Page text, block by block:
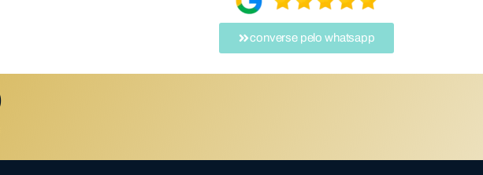
converse pelo whatsapp